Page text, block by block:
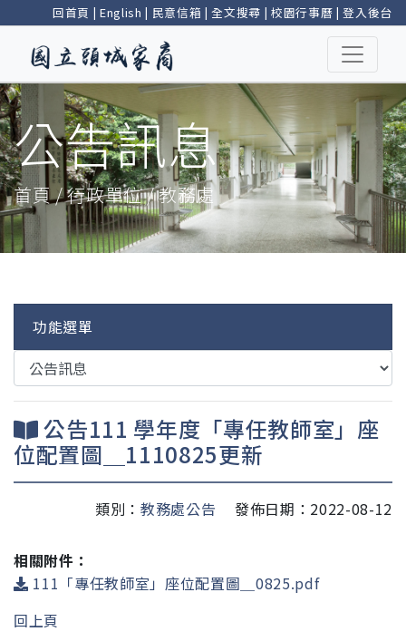
回首頁 | English | 民意信箱 |全文搜尋 | 校園行事曆 |登入後台
公告訊息
首頁 / 行政單位 / 教務處
功能選單
公告111 學年度「專任教師室」座
位配置圖＿1110825更新
類別： 教務處公告 發佈日期：2022-08-12
相關附件：
111「專任教師室」座位配置圖＿0825.pdf
回上頁